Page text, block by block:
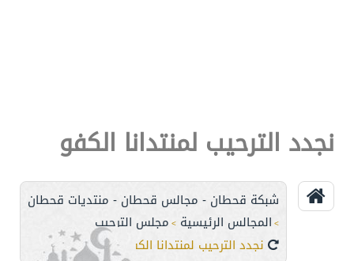
نجدد الترحيب لمنتدانا الكفو
شبكة قحطان - مجالس قحطان - منتديات قحطان
> المجالس الرئيسية > مجلس الترحيب
نجدد الترحيب لمنتدانا الكفو